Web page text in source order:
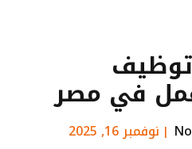
عمل في مصر
نوفمبر 16, 2025